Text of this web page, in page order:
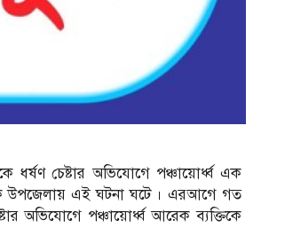
ধর্ষণ চেষ্টার অভিযোগে পঞ্চায়োর্ধ্ব এক
উপজেলায় এই ঘটনা ঘটে । এরআগে গত
অভিযোগে পঞ্চায়োর্ধ্ব আরেক ব্যক্তিকে